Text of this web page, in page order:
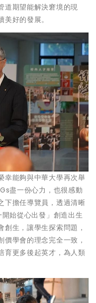
道期望能解決窘境的現
好的發展。
幸能夠與中華大學再次舉
盡一份心力，也很感動
下擔任導覽員，透過清晰
始從心出發」創造出生
生，讓學生探索問題，
學會的理念完全一致，
育更多後起英才，為人類